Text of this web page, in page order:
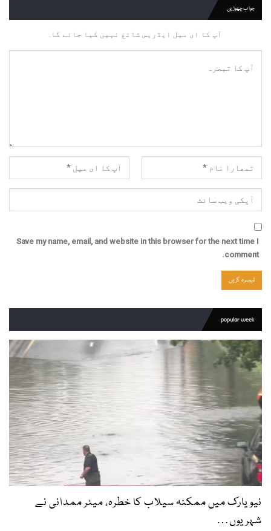
جواب چھوڑیں
آپ کا ای میل ایڈریس شائع نہیں کیا جائے گا.
Save my name, email, and website in this browser for the next time I
comment.
popular week
نیویارک میں ممکنہ سیلاب کا خطرہ، میئر ممدانی نے
شہریوں…